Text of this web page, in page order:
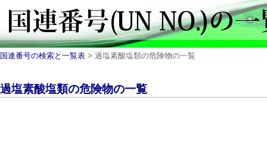
国連番号の検索と一覧表 > 過塩素酸塩類の危険物の一覧
過塩素酸塩類の危険物の一覧